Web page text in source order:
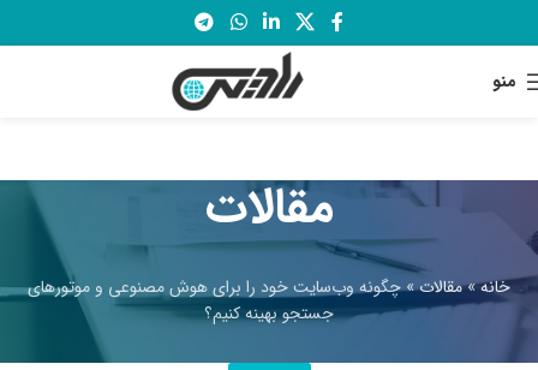
منو
مقالات
خانه»مقالات»چگونه وب‌سایت خود را برای هوش مصنوعی و موتورهای
جستجو بهینه کنیم؟